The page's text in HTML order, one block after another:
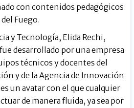
con contenidos pedagógicos
Fuego.
y Tecnología, Elida Rechi,
desarrollado por una empresa
técnicos y docentes del
y de la Agencia de Innovación
un avatar con el que cualquier
de manera fluida, ya sea por